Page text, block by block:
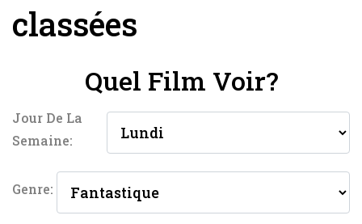
classées
Quel Film Voir?
Jour De La
Semaine:
Genre: